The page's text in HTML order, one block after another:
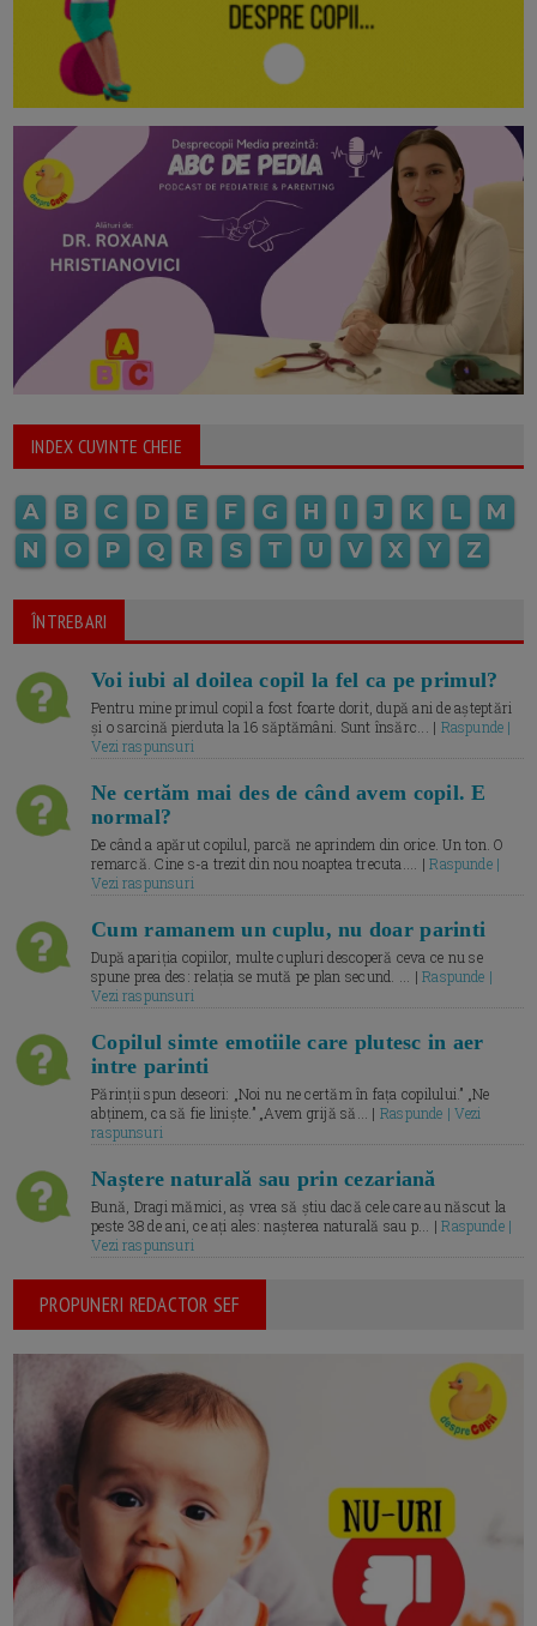
INDEX CUVINTE CHEIE
A B C D E F G H I J K L
M
N
O P Q R S T U V X Y Z
ÎNTREBARI
Voi iubi al doilea copil la fel ca pe primul?
Pentru mine primul copil a fost foarte dorit, după ani de așteptări
și o sarcină pierduta la 16 săptămâni. Sunt însărc... | Raspunde |
Vezi raspunsuri
Ne certăm mai des de când avem copil. E
normal?
De când a apărut copilul, parcă ne aprindem din orice. Un ton. O
remarcă. Cine s-a trezit din nou noaptea trecuta.... |Raspunde |
Vezi raspunsuri
Cum ramanem un cuplu, nu doar parinti
După apariția copiilor, multe cupluri descoperă ceva ce nu se
spune prea des: relația se mută pe plan secund. ... |Raspunde |
Vezi raspunsuri
Copilul simte emotiile care plutesc in aer
intre parinti
Părinții spun deseori: „Noi nu ne certăm în fața copilului.” „Ne
abținem, ca să fie liniște.” „Avem grijă să... | Raspunde | Vezi
raspunsuri
Naștere naturală sau prin cezariană
Bună, Dragi mămici, aș vrea să știu dacă cele care au născut la
peste 38 de ani, ce ați ales: nașterea naturală sau p... |Raspunde |
Vezi raspunsuri
PROPUNERI REDACTOR SEF